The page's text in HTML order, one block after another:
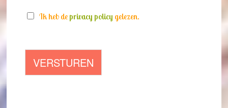
N
u
s
Ik heb de privacy policy gelezen.
VERSTUREN